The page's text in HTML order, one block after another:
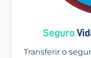
Seguro
Transferir o